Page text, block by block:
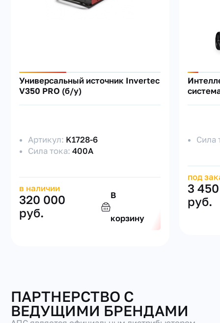
Универсальный источник Invertec
V350 PRO (б/у)
Артикул: K1728-6
Сила тока:400А
в наличии
320 000
руб.
В
корзину
Сила
под
3
руб.
ПАРТНЕРСТВО С
ВЕДУЩИМИ БРЕНДАМИ